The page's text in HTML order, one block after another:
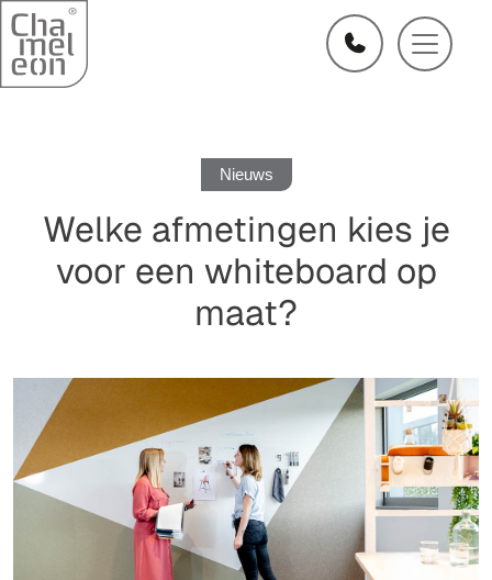
Nieuws
Welke afmetingen kies je
voor een whiteboard op
maat?